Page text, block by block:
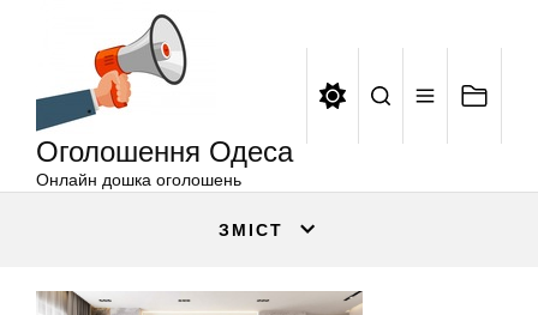
Оголошення Одеса
Онлайн дошка оголошень
ЗМІСТ